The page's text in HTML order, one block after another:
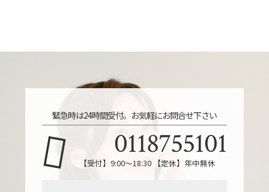
緊急時は24時間受付。お気軽にお問合せ下さい
0118755101
【受付】9:00～18:30 【定休】年中無休